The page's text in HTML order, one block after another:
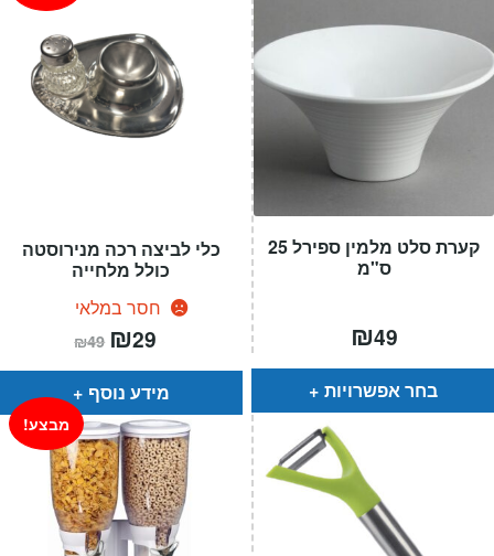
כלי לביצה רכה מנירוסטה
כולל מלחייה
חסר במלאי
₪49 המחיר
המקורי
היה:
₪49.
₪29
הוא:
מידע נוסף
קערת סלט מלמין ספירל 25
ס"מ
₪49
בחר אפשרויות
מבצע!